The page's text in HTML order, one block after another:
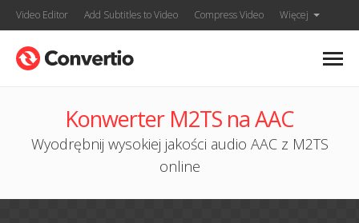
Video Editor Add Subtitles to Video Compress Video Więcej
Konwerter M2TS na AAC
Wyodrębnij wysokiej jakości audio AAC z M2TS
online